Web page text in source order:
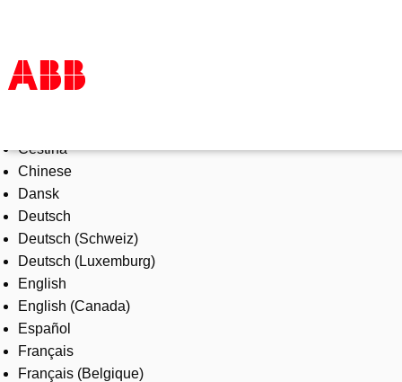
Products & Solutions
Industries
Services
About us
Where to buy
Contact us
Careers
Čeština
Chinese
Dansk
Deutsch
Deutsch (Schweiz)
Deutsch (Luxemburg)
English
English (Canada)
Español
Français
Français (Belgique)